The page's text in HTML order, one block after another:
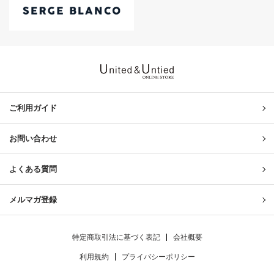
ご利用ガイド
お問い合わせ
よくある質問
メルマガ登録
特定商取引法に基づく表記 会社概要
利用規約 プライバシーポリシー